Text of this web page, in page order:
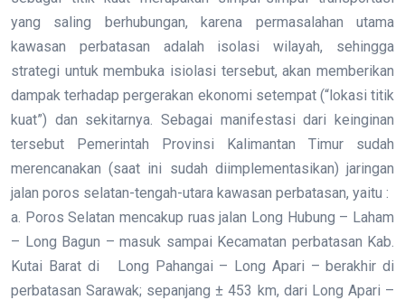
yang saling berhubungan, karena permasalahan utama
kawasan perbatasan adalah isolasi wilayah, sehingga
strategi untuk membuka isiolasi tersebut, akan memberikan
dampak terhadap pergerakan ekonomi setempat (“lokasi titik
kuat”) dan sekitarnya. Sebagai manifestasi dari keinginan
tersebut Pemerintah Provinsi Kalimantan Timur sudah
merencanakan (saat ini sudah diimplementasikan) jaringan
jalan poros selatan-tengah-utara kawasan perbatasan, yaitu :
a. Poros Selatan mencakup ruas jalan Long Hubung – Laham
– Long Bagun – masuk sampai Kecamatan perbatasan Kab.
Kutai Barat di Long Pahangai – Long Apari – berakhir di
perbatasan Sarawak; sepanjang ± 453 km, dari Long Apari –